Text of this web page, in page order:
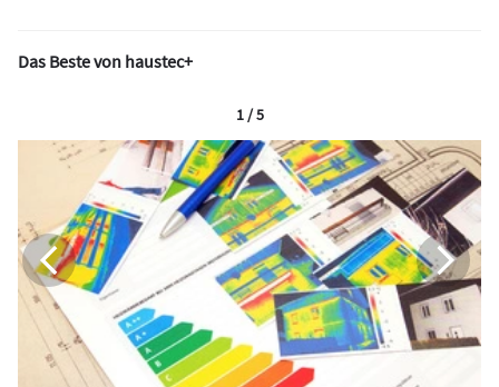
Das Beste von haustec+
1 / 5